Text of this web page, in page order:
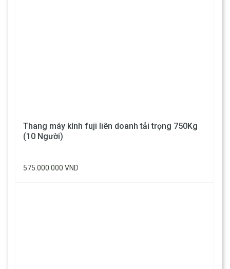
Thang máy kính fuji liên doanh tải trọng 750Kg
(10 Người)
575.000.000 VND